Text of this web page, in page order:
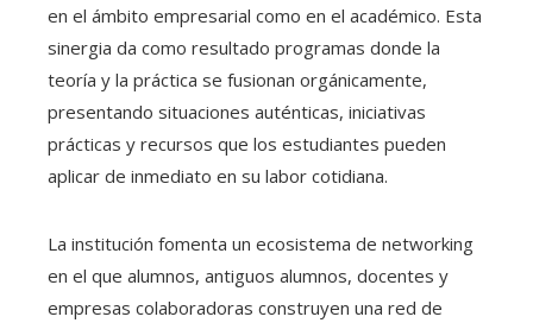
en el ámbito empresarial como en el académico. Esta
sinergia da como resultado programas donde la
teoría y la práctica se fusionan orgánicamente,
presentando situaciones auténticas, iniciativas
prácticas y recursos que los estudiantes pueden
aplicar de inmediato en su labor cotidiana.
La institución fomenta un ecosistema de networking
en el que alumnos, antiguos alumnos, docentes y
empresas colaboradoras construyen una red de